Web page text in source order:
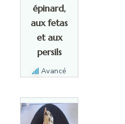
épinard,
aux fetas
et aux
persils
Avancé